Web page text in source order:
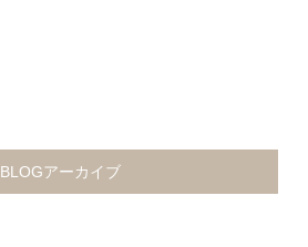
BLOGアーカイブ